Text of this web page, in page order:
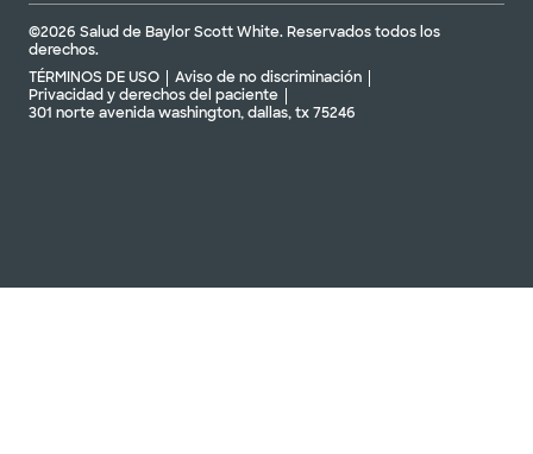
©2026 Salud de Baylor Scott White. Reservados todos los
derechos.
TÉRMINOS DE USO
Aviso de no discriminación
Privacidad y derechos del paciente
301 norte avenida washington, dallas, tx 75246